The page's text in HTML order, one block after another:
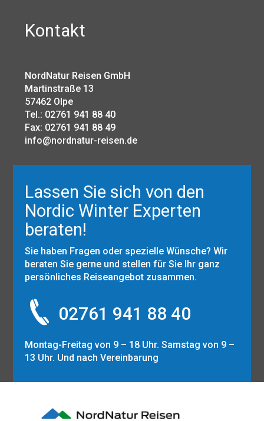
Kontakt
NordNatur Reisen GmbH
Martinstraße 13
57462 Olpe
Tel.: 02761 941 88 40
Fax: 02761 941 88 49
info@nordnatur-reisen.de
Lassen Sie sich von den
Nordic Winter Experten
beraten!
Sie haben Fragen oder spezielle Wünsche? Wir
beraten Sie gerne und stellen für Sie Ihr ganz
persönliches Reiseangebot zusammen.
02761 941 88 40
Montag-Freitag von 9 – 18 Uhr. Samstag von 9 –
13 Uhr. Und nach Vereinbarung